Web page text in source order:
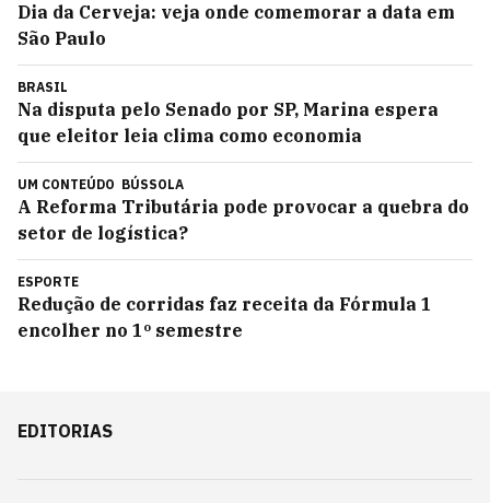
Dia da Cerveja: veja onde comemorar a data em
São Paulo
BRASIL
Na disputa pelo Senado por SP, Marina espera
que eleitor leia clima como economia
UM CONTEÚDO BÚSSOLA
A Reforma Tributária pode provocar a quebra do
setor de logística?
ESPORTE
Redução de corridas faz receita da Fórmula 1
encolher no 1º semestre
EDITORIAS